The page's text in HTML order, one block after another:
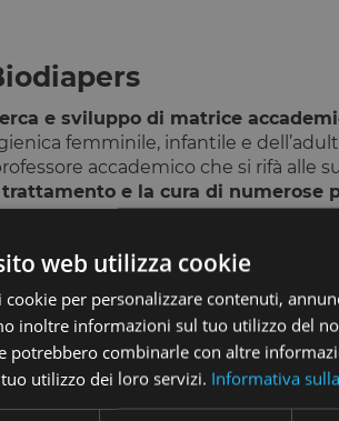
e sviluppo di matrice
femminile, infantile e
accademico che si rifà alle
e la cura di
di argilla, oggi nanogranuli,
si limitava al contenimento dei
a un secondo livello di
vive di una competizione fatta
della tecnologia dei
il punto di forza del suo
costo, ma in termini di salute e
web utilizza cookie
cookie per personalizzare contenuti,
inoltre informazioni sul tuo utilizzo del
potrebbero combinarle con altre
utilizzo dei loro servizi. Informativa